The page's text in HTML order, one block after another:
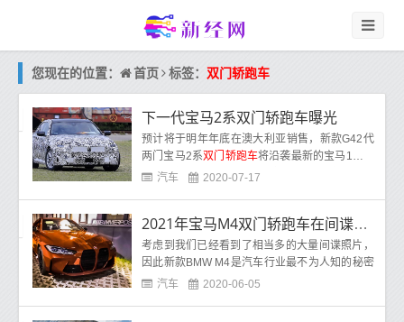
您现在的位置： 首页 标签： 双门轿跑车
下一代宝马2系双门轿跑车曝光
预计将于明年年底在澳大利亚销售，新款G42代
两门宝马2系双门轿跑车将沿袭最新的宝马1系舱
口盖和新款2系Gran Coupe轿车的轮胎痕迹。
汽车 2020-07-17
2021年宝马M4双门轿跑车在间谍照片中揭示了有争议的前部设计
考虑到我们已经看到了相当多的大量间谍照片，
因此新款BMW M4是汽车行业最不为人知的秘密
之一。
汽车 2020-06-05